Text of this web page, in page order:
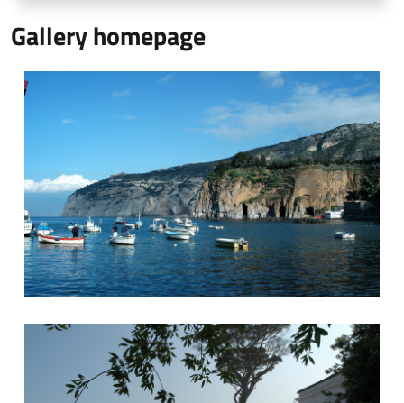
Gallery homepage
Porto
Panorama